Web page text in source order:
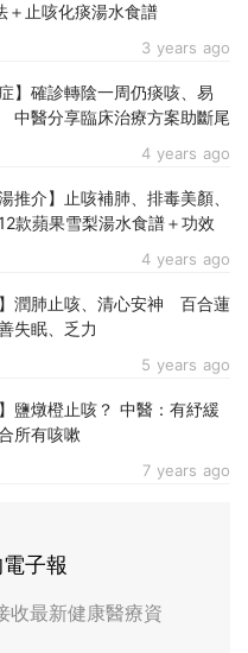
3 years ago
＋止咳化痰湯水食譜
4 years ago
】確診轉陰一周仍痰咳、易
中醫分享臨床治療方案助斷尾
4 years ago
推介】止咳補肺、排毒美顏、
款蘋果雪梨湯水食譜＋功效
5 years ago
】潤肺止咳、清心安神 百合蓮
失眠、乏力
7 years ago
】鹽燉橙止咳？ 中醫：有紓緩
所有咳嗽
子報
收最新健康醫療資